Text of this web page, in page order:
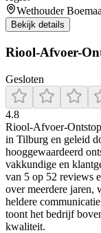
Wethouder
Bekijk details
Riool-Afvoer-
Gesloten
4.8
in Tilburg en geleid
hooggewaardeerd
vakkundige en
van 5 op 52 reviews
over meerdere jaren,
heldere
toont het bedrijf
kwaliteit.